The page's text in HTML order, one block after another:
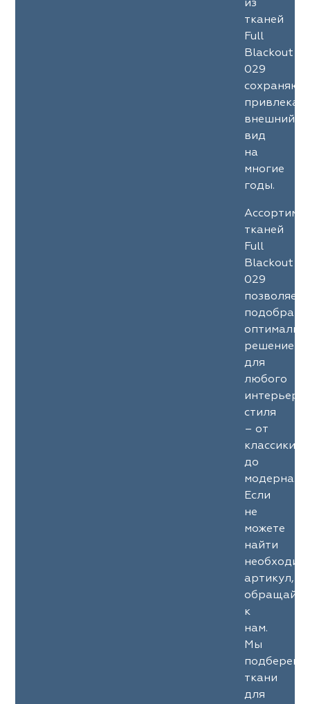
из
тканей
Full
Blackout
029
сохраняют
внешний
вид
на
многие
годы.
тканей
Full
Blackout
029
позволяет
подобрать
решение
для
любого
стиля
– от
классики
до
модерна.
Если
не
можете
найти
артикул,
к
нам.
Мы
подберем
ткани
для